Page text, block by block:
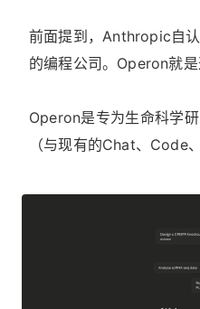
前面提到，Anthropic自
的编程公司。Operon就是
Operon是专为生命科学
（与现有的Chat、Code